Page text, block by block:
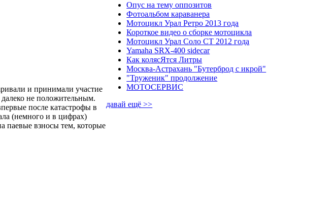
и принимали участие
не положительным.
после катастрофы в
(немного и в цифрах)
паевые взносы тем, которые
Опус на тему оппозитов
Фотоальбом караванера
Мотоцикл Урал Ретро 2013 года
Короткое видео о сборке мотоцикла
Мотоцикл Урал Соло СТ 2012 года
Yamaha SRX-400 sidecar
Как колясЯтся Литры
Москва-Астрахань "Бутерброд с икрой"
"Труженик" продолжение
МОТОСЕРВИС
давай ещё >>